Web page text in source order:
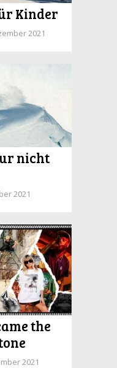
Kinder
2021
nicht
2021
the
2021